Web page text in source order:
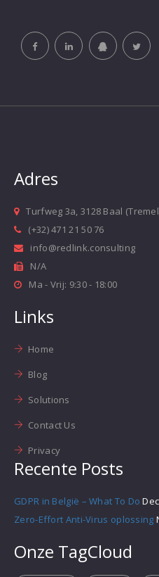
Adres
Turfweg 3a, 3128 Baal
(+32) 471 21 50 76
info@redlink.consulting
N/A
Ma - Vrij: 9:30 - 18:00
Links
Home
Blog
Solutions
Contact Us
Privacy
Recente Posts
GDPR in België – What To Do
Zero-Effort Anti-Virus oplossing
Onze TagCloud